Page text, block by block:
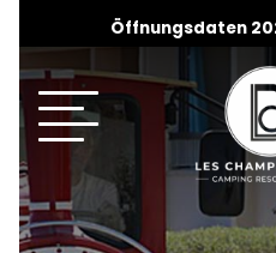
Öffnungsdaten